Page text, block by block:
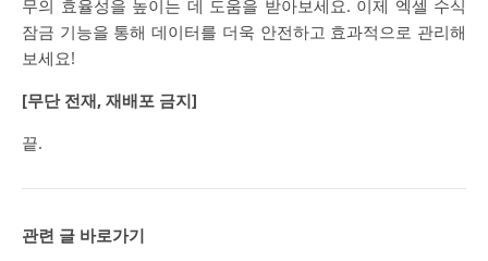
무의 효율성을 높이는 데 도움을 받아보세요. 이제 엑셀 수식
잠금 기능을 통해 데이터를 더욱 안전하고 효과적으로 관리해
보세요!
[무단 전재, 재배포 금지]
끝.
관련 글 바로가기